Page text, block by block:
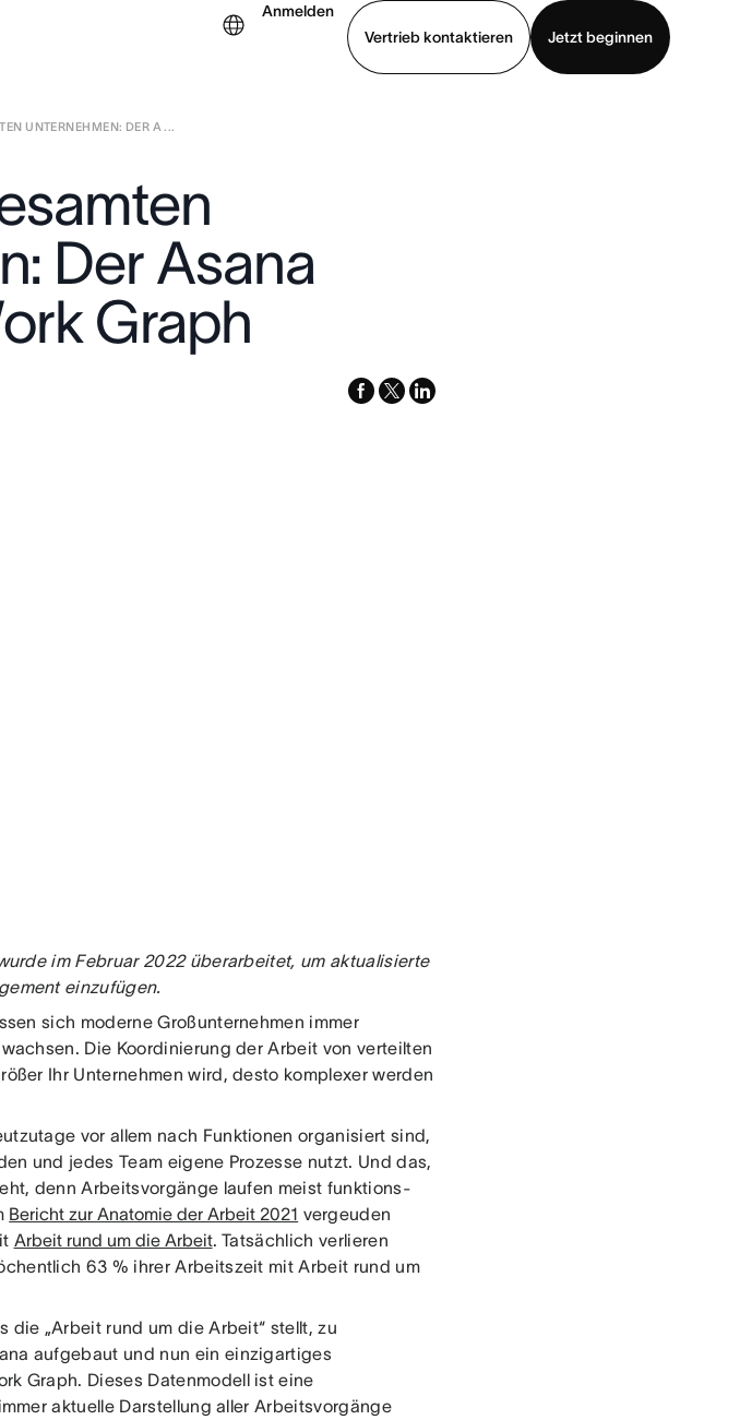
Anmelden
Vertrieb kontaktieren
Jetzt beginnen
Vertrieb kontaktieren
UNTERNEHMEN: DER A ...
Der Asana
Graph
facebook
x-
linkedin
im Februar 2022 überarbeitet, um aktualisierte
einzufügen.
sich moderne Großunternehmen immer
Die Koordinierung der Arbeit von verteilten
Ihr Unternehmen wird, desto komplexer werden
vor allem nach Funktionen organisiert sind,
und jedes Team eigene Prozesse nutzt. Und das,
denn Arbeitsvorgänge laufen meist funktions-
Bericht zur Anatomie der Arbeit 2021 vergeuden
Arbeit rund um die Arbeit. Tatsächlich verlieren
63 % ihrer Arbeitszeit mit Arbeit rund um
die „Arbeit rund um die Arbeit“ stellt, zu
aufgebaut und nun ein einzigartiges
Graph. Dieses Datenmodell ist eine
aktuelle Darstellung aller Arbeitsvorgänge